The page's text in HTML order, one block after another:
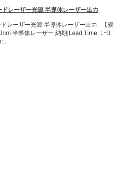
レーザー光源 半導体レーザー出力
レーザー光源 半導体レーザー出力 【規
半導体レーザー 納期|Lead Time: 1~3